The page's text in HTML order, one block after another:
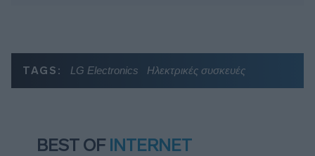
TAGS: LG Electronics Ηλεκτρικές συσκευές
BEST OF INTERNET